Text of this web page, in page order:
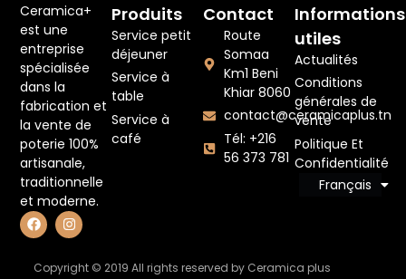
Ceramica+
est une
entreprise
spécialisée
dans la
fabrication et
la vente de
poterie 100%
artisanale,
traditionnelle
et moderne.
Produits
Service petit
déjeuner
Service à
table
Service à
café
Contact
Route
Somaa
Km1 Beni
Khiar 8060
contact@ceramicaplus.tn
Tél: +216
56 373 781
Informations
utiles
Actualités
Conditions
générales de
vente
Politique Et
Confidentialité
Français
English
Copyright © 2019 All rights reserved by Ceramica plus